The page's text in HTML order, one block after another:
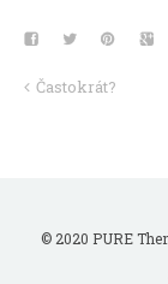
Častokrát?
© 2020 PURE